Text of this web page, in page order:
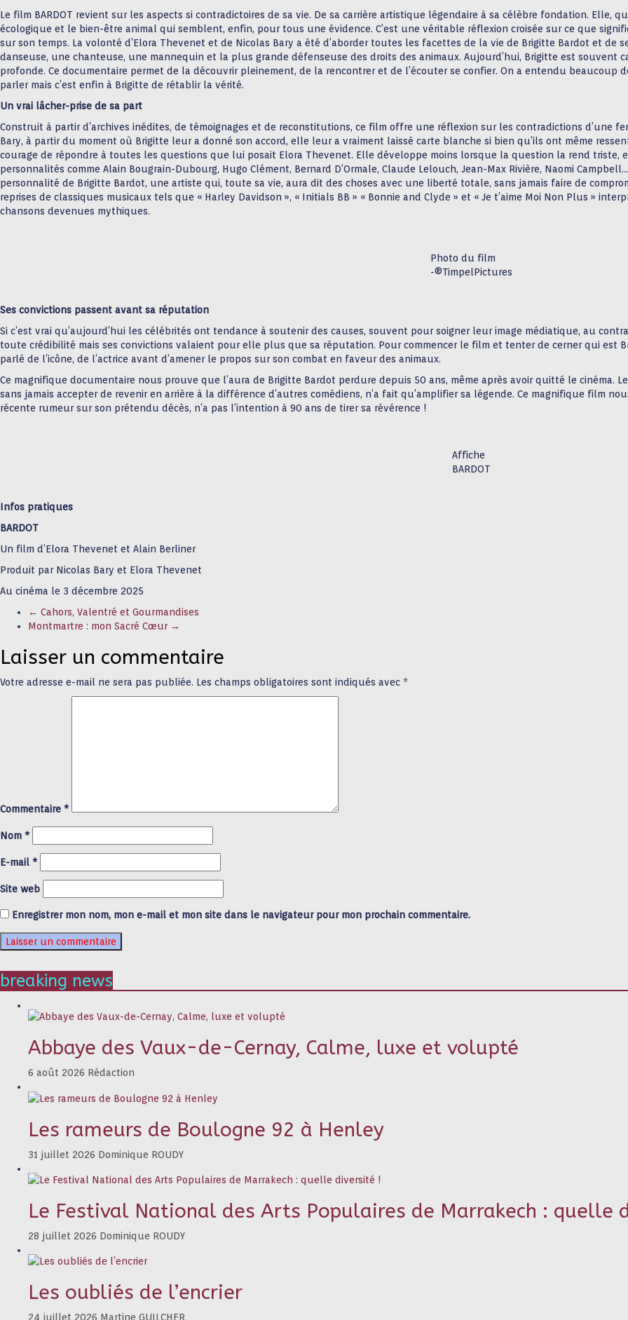
Le film BARDOT revient sur les aspects si contradictoires de sa vie. De sa carrière artistique légendaire à sa célèbre fondation. Elle,
écologique et le bien-être animal qui semblent, enfin, pour tous une évidence. C’est une véritable réflexion croisée sur ce que
sur son temps. La volonté d’Elora Thevenet et de Nicolas Bary a été d’aborder toutes les facettes de la vie de Brigitte Bardot et de
danseuse, une chanteuse, une mannequin et la plus grande défenseuse des droits des animaux. Aujourd’hui, Brigitte est
profonde. Ce documentaire permet de la découvrir pleinement, de la rencontrer et de l’écouter se confier. On a entendu beaucoup
parler mais c’est enfin à Brigitte de rétablir la vérité.
Un vrai lâcher-prise de sa part
Construit à partir d’archives inédites, de témoignages et de reconstitutions, ce film offre une réflexion sur les contradictions d’une
Bary, à partir du moment où Brigitte leur a donné son accord, elle leur a vraiment laissé carte blanche si bien qu’ils ont même
courage de répondre à toutes les questions que lui posait Elora Thevenet. Elle développe moins lorsque la question la rend triste,
personnalités comme Alain Bougrain-Dubourg, Hugo Clément, Bernard D’Ormale, Claude Lelouch, Jean-Max Rivière, Naomi
personnalité de Brigitte Bardot, une artiste qui, toute sa vie, aura dit des choses avec une liberté totale, sans jamais faire de
reprises de classiques musicaux tels que « Harley Davidson », « Initials BB » « Bonnie and Clyde » et « Je t’aime Moi Non Plus »
chansons devenues mythiques.
Photo du film
-®TimpelPictures
Ses convictions passent avant sa réputation
Si c’est vrai qu’aujourd’hui les célébrités ont tendance à soutenir des causes, souvent pour soigner leur image médiatique, au
toute crédibilité mais ses convictions valaient pour elle plus que sa réputation. Pour commencer le film et tenter de cerner qui est
parlé de l’icône, de l’actrice avant d’amener le propos sur son combat en faveur des animaux.
Ce magnifique documentaire nous prouve que l’aura de Brigitte Bardot perdure depuis 50 ans, même après avoir quitté le cinéma.
sans jamais accepter de revenir en arrière à la différence d’autres comédiens, n’a fait qu’amplifier sa légende. Ce magnifique film
récente rumeur sur son prétendu décès, n’a pas l’intention à 90 ans de tirer sa révérence !
Affiche
BARDOT
Infos pratiques
BARDOT
Un film d’Elora Thevenet et Alain Berliner
Produit par Nicolas Bary et Elora Thevenet
Au cinéma le 3 décembre 2025
← Cahors, Valentré et Gourmandises
Montmartre : mon Sacré Cœur →
Laisser un commentaire
Votre adresse e-mail ne sera pas publiée. Les champs obligatoires sont indiqués avec *
Commentaire *
Nom *
E-mail *
Site web
Enregistrer mon nom, mon e-mail et mon site dans le navigateur pour mon prochain commentaire.
breaking news
Abbaye des Vaux-de-Cernay, Calme, luxe et volupté
6 août 2026 Rédaction
Les rameurs de Boulogne 92 à Henley
31 juillet 2026 Dominique ROUDY
Le Festival National des Arts Populaires de Marrakech : quelle
28 juillet 2026 Dominique ROUDY
Les oubliés de l’encrier
24 juillet 2026 Martine GUILCHER